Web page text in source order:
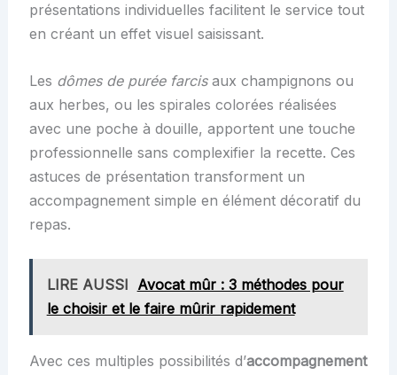
présentations individuelles facilitent le service tout
en créant un effet visuel saisissant.
Les dômes de purée farcisaux champignons ou
aux herbes, ou les spirales colorées réalisées
avec une poche à douille, apportent une touche
professionnelle sans complexifier la recette. Ces
astuces de présentation transforment un
accompagnement simple en élément décoratif du
repas.
LIRE AUSSI Avocat mûr : 3 méthodes pour
le choisir et le faire mûrir rapidement
Avec ces multiples possibilités d’accompagnement